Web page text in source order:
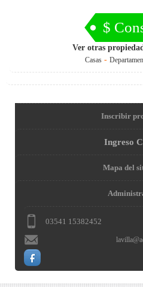
$
Ver otras
Casas-
Inscribir
Ingreso
Mapa del
03541 15382452